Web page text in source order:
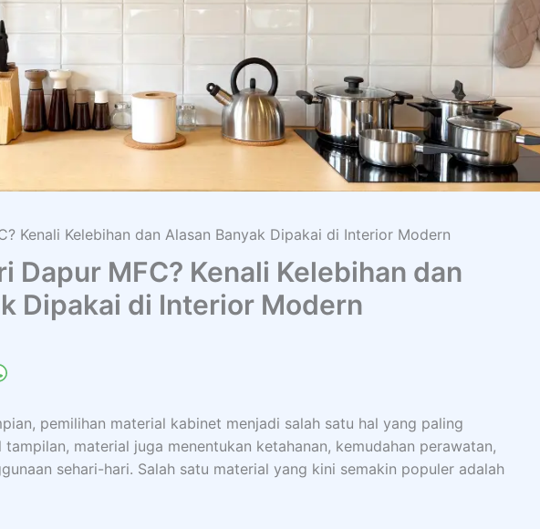
Kenali Kelebihan dan Alasan Banyak Dipakai di Interior Modern
Dapur MFC? Kenali Kelebihan dan
Dipakai di Interior Modern
pemilihan material kabinet menjadi salah satu hal yang paling
material juga menentukan ketahanan, kemudahan perawatan,
sehari-hari. Salah satu material yang kini semakin populer adalah